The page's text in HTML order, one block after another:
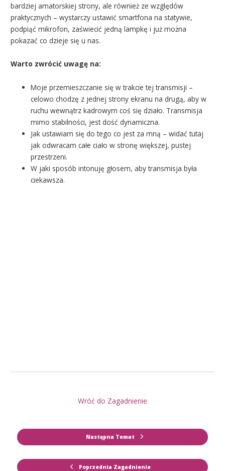
bardziej amatorskiej strony, ale również ze względów
praktycznych – wystarczy ustawić smartfona na statywie,
podpiąć mikrofon, zaświecić jedną lampkę i już można
pokazać co dzieje się u nas.
Warto zwrócić uwagę na:
Moje przemieszczanie się w trakcie tej transmisji –
celowo chodzę z jednej strony ekranu na drugą, aby w
ruchu wewnątrz kadrowym coś się działo. Transmisja
mimo stabilności, jest dość dynamiczna.
Jak ustawiam się do tego co jest za mną – widać tutaj
jak odwracam całe ciało w stronę większej, pustej
przestrzeni.
W jaki sposób intonuję głosem, aby transmisja była
ciekawsza.
Poprzednia Zagadnienie
Wróć do Zagadnienie
Następna Temat